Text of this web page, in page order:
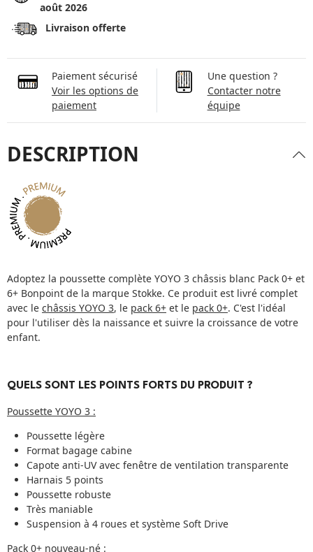
août 2026
Livraison offerte
Paiement sécurisé
Voir les options de
paiement
Une question ?
Contacter notre
équipe
DESCRIPTION
Adoptez la poussette complète YOYO 3 châssis blanc Pack 0+ et
6+ Bonpoint de la marque Stokke. Ce produit est livré complet
avec le châssis YOYO 3, le pack 6+ et le pack 0+. C'est l'idéal
pour l'utiliser dès la naissance et suivre la croissance de votre
enfant.
QUELS SONT LES POINTS FORTS DU PRODUIT ?
Poussette YOYO 3 :
Poussette légère
Format bagage cabine
Capote anti-UV avec fenêtre de ventilation transparente
Harnais 5 points
Poussette robuste
Très maniable
Suspension à 4 roues et système Soft Drive
Pack 0+ nouveau-né :